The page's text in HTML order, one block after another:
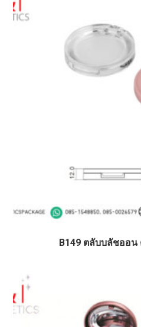
B149 ตลับบลัชออ